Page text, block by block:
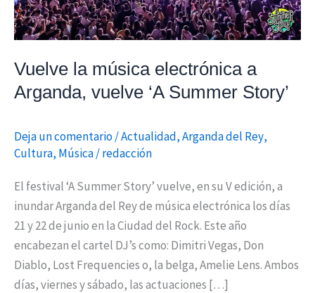
Vuelve la música electrónica a
Arganda, vuelve ‘A Summer Story’
Deja un comentario/Actualidad,Arganda del Rey,
Cultura, Música/redacción
El festival ‘A Summer Story’ vuelve, en su V edición, a
inundar Arganda del Rey de música electrónica los días
21 y 22 de junio en la Ciudad del Rock. Este año
encabezan el cartel DJ’s como: Dimitri Vegas, Don
Diablo, Lost Frequencies o, la belga, Amelie Lens. Ambos
días, viernes y sábado, las actuaciones […]
Summer
Story’